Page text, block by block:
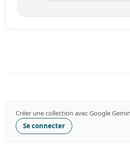
Créer une collection avec Google
Se connecter